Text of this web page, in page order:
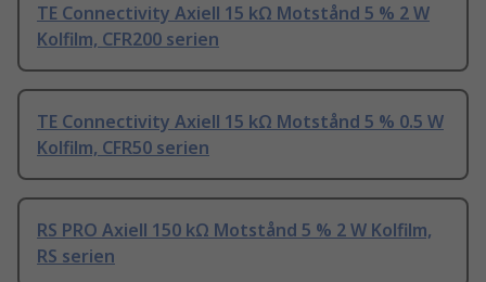
TE Connectivity Axiell 15 kΩ Motstånd 5 % 2 W
Kolfilm, CFR200 serien
TE Connectivity Axiell 15 kΩ Motstånd 5 % 0.5 W
Kolfilm, CFR50 serien
RS PRO Axiell 150 kΩ Motstånd 5 % 2 W Kolfilm,
RS serien